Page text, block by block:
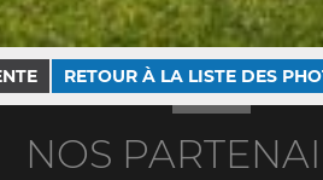
RETOUR À LA LISTE DES
NOS